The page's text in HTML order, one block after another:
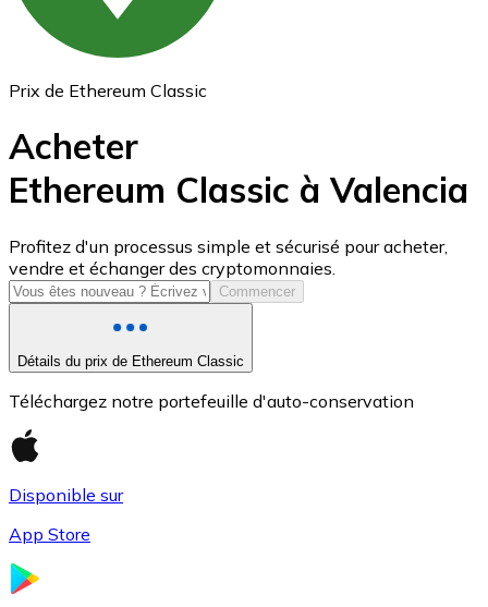
USD Coin
USDC
Prix de Ethereum Classic
Acheter
Ethereum Classic à Valencia
Profitez d'un processus simple et sécurisé pour acheter,
vendre et échanger des cryptomonnaies.
Commencer
Détails du prix de Ethereum Classic
Téléchargez notre portefeuille d'auto-conservation
Disponible sur
App Store